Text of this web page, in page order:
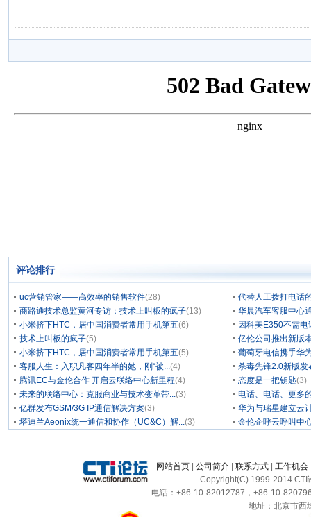
评论排行
uc营销管家——高效率的销售软件(28)
代替人工拨打电话
商路通技术总监黄河专访：技术上叫板的疯子(13)
华晨汽车客服中心
小米挤下HTC，居中国消费者常用手机第五(6)
因科美E350不需
技术上叫板的疯子(5)
亿伦公司推出新版
小米挤下HTC，居中国消费者常用手机第五(5)
葡萄牙电信携手华
客服人生：入职凡客四年半的她，刚“被...(4)
杀毒先锋2.0新版发
腾讯EC与金伦合作 开启云联络中心新里程(4) 态度是一把钥匙(3)
未来的联络中心：克服商业与技术变革带...(3)
电话、电话、更多
亿群发布GSM/3G IP通信解决方案(3)
华为与瑞星建立云
塔迪兰Aeonix统一通信和协作（UC&C）解...(3) 金伦企呼云呼叫中
网站首页 公司简介 联系方式 工作机会
Copyright(C) 1999-2014 CTI
电话：+86-10-82012787，+86-10-
地址：北京市西